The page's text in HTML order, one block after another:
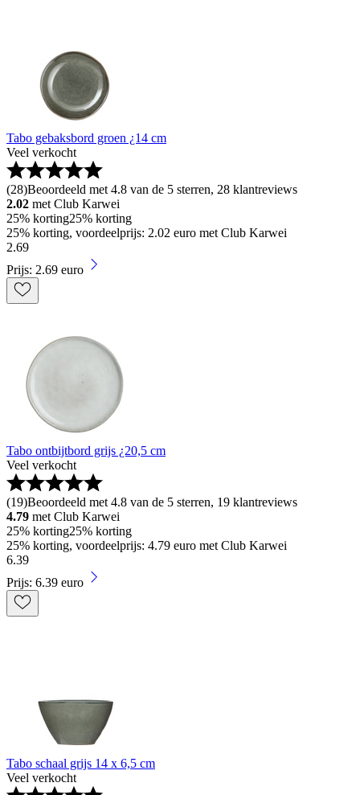
Tabo gebaksbord groen ¿14 cm
Veel verkocht
(28)Beoordeeld met 4.8 van de 5 sterren, 28 klantreviews
2.02 met Club Karwei
25% korting25% korting
25% korting, voordeelprijs: 2.02 euro met Club Karwei
2.69
Prijs: 2.69 euro
Tabo ontbijtbord grijs ¿20,5 cm
Veel verkocht
(19)Beoordeeld met 4.8 van de 5 sterren, 19 klantreviews
4.79 met Club Karwei
25% korting25% korting
25% korting, voordeelprijs: 4.79 euro met Club Karwei
6.39
Prijs: 6.39 euro
Tabo schaal grijs 14 x 6,5 cm
Veel verkocht